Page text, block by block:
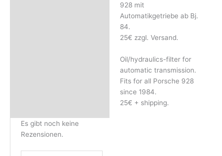
928 mit
Automatikgetriebe ab Bj.
84.
25€ zzgl. Versand.
Oil/hydraulics-filter for
automatic transmission.
Fits for all Porsche 928
since 1984.
25€ + shipping.
Es gibt noch keine
Rezensionen.